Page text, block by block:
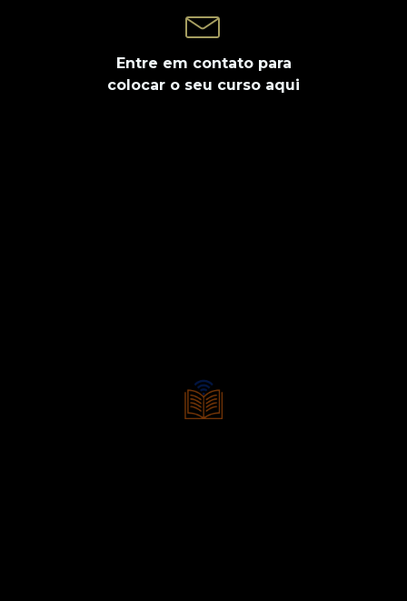
Entre em contato para
colocar o seu curso aqui